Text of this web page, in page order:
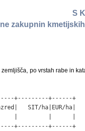
S
zakupnin
po vrstah rabe in
+---------+------+
SIT/ha|EUR/ha|
+---------+------+